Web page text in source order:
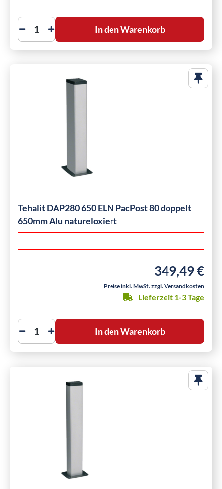
In den Warenkorb
Tehalit DAP280 650 ELN PacPost 80 doppelt
650mm Alu natureloxiert
Regulärer Preis:
349,49 €
Preise inkl. MwSt. zzgl. Versandkosten
Lieferzeit 1-3 Tage
In den Warenkorb